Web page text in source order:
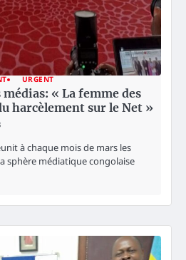
URGENT
« La femme des
harcèlement sur le Net »
à chaque mois de mars les
sphère médiatique congolaise